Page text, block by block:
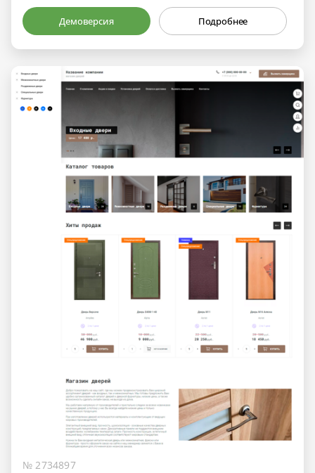
Демоверсия Подробнее
№ 2734897